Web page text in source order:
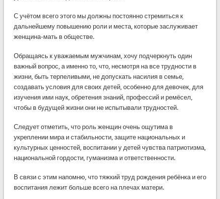
С учётом всего этого мы должны постоянно стремиться к
дальнейшему повышению роли и места, которые заслуживает
женщина-мать в обществе.
Обращаясь к уважаемым мужчинам, хочу подчеркнуть один
важный вопрос, а именно то, что, несмотря на все трудности в
жизни, быть терпеливыми, не допускать насилия в семье,
создавать условия для своих детей, особенно для девочек, для
изучения ими наук, обретения знаний, профессий и ремёсел,
чтобы в будущей жизни они не испытывали трудностей.
Следует отметить, что роль женщин очень ощутима в
укреплении мира и стабильности, защите национальных и
культурных ценностей, воспитании у детей чувства патриотизма,
национальной гордости, гуманизма и ответственности.
В связи с этим напомню, что тяжкий труд рождения ребёнка и его
воспитания лежит больше всего на плечах матери.